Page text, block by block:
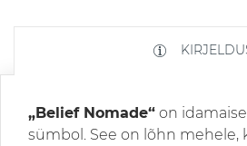
„Belief Nomade“ on
sümbol. See on lõhn mehele,